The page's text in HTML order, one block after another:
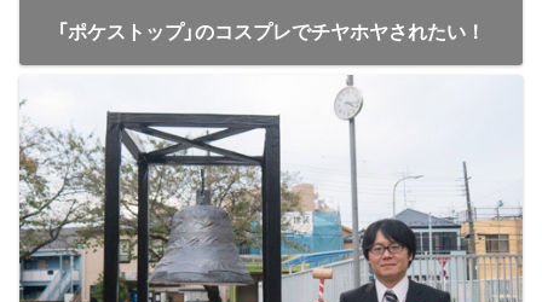
「ポケストップ」のコスプレでチヤホヤされたい！